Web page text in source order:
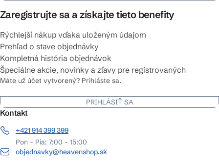
Zaregistrujte sa a získajte tieto benefity
Rýchlejší nákup vďaka uloženým údajom
Prehľad o stave objednávky
Kompletná história objednávok
Špeciálne akcie, novinky a zľavy pre registrovaných
Máte už účet vytvorený? Prihláste sa.
PRIHLÁSIŤ SA
Kontakt
+421 914 399 399
Pon - Pia: 7:00 - 15:00
objednavky@heavenshop.sk